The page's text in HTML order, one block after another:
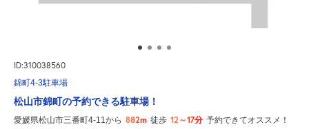
ID:310038560
錦町4-3駐車場
松山市錦町の予約できる駐車場！
愛媛県松山市三番町4-11から 882m 徒歩 12～17分 予約できてオススメ！